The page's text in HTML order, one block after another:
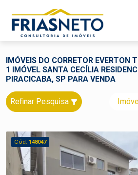
IMÓVEIS DO CORRETOR EVERTON
1 IMÓVEL SANTA CECÍLIA
PIRACICABA, SP PARA VENDA
Refinar Pesquisa
Cód. 148047